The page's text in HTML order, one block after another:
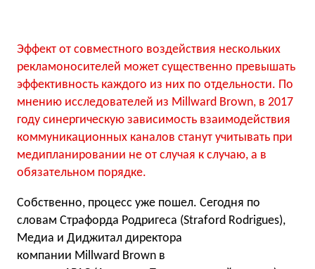
Эффект от совместного воздействия нескольких
рекламоносителей может существенно превышать
эффективность каждого из них по отдельности. По
мнению исследователей из Millward Brown, в 2017
году синергическую зависимость взаимодействия
коммуникационных каналов станут учитывать при
медипланировании не от случая к случаю, а в
обязательном порядке.
Собственно, процесс уже пошел. Сегодня по
словам Страфорда Родригеса (Straford Rodrigues),
Медиа и Диджитал директора
компании Millward Brown в